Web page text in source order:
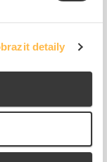
detaily